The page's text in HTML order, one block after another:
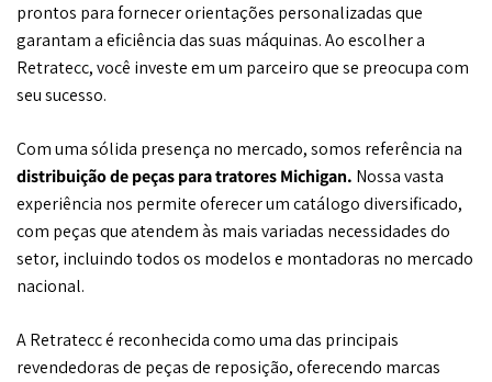
prontos para fornecer orientações personalizadas que
garantam a eficiência das suas máquinas. Ao escolher a
Retratecc, você investe em um parceiro que se preocupa com
seu sucesso.
Com uma sólida presença no mercado, somos referência na
distribuição de peças para tratores Michigan. Nossa vasta
experiência nos permite oferecer um catálogo diversificado,
com peças que atendem às mais variadas necessidades do
setor, incluindo todos os modelos e montadoras no mercado
nacional.
A Retratecc é reconhecida como uma das principais
revendedoras de peças de reposição, oferecendo marcas